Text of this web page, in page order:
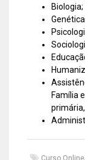
Biologia;
Família
,